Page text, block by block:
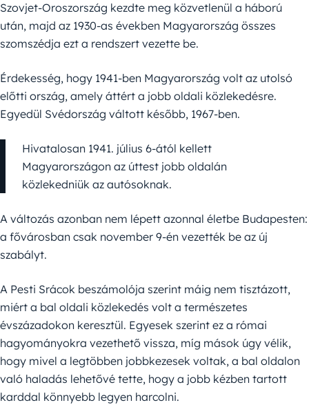
Szovjet-Oroszország kezdte meg közvetlenül a háború
után, majd az 1930-as években Magyarország összes
szomszédja ezt a rendszert vezette be.
Érdekesség, hogy 1941-ben Magyarország volt az utolsó
előtti ország, amely áttért a jobb oldali közlekedésre.
Egyedül Svédország váltott később, 1967-ben.
Hivatalosan 1941. július 6-ától kellett
Magyarországon az úttest jobb oldalán
közlekedniük az autósoknak.
A változás azonban nem lépett azonnal életbe Budapesten:
a fővárosban csak november 9-én vezették be az új
szabályt.
A Pesti Srácok beszámolója szerint máig nem tisztázott,
miért a bal oldali közlekedés volt a természetes
évszázadokon keresztül. Egyesek szerint ez a római
hagyományokra vezethető vissza, míg mások úgy vélik,
hogy mivel a legtöbben jobbkezesek voltak, a bal oldalon
való haladás lehetővé tette, hogy a jobb kézben tartott
karddal könnyebb legyen harcolni.